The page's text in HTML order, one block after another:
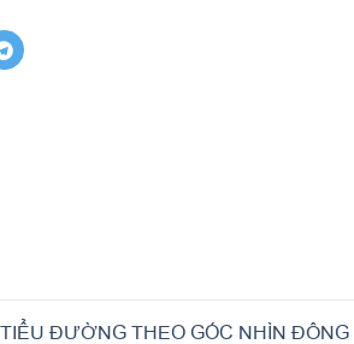
ĐƯỜNG THEO GÓC NHÌN ĐÔNG